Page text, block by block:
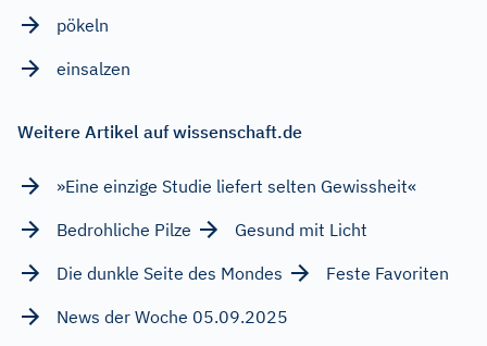
pökeln
einsalzen
Weitere Artikel auf wissenschaft.de
»Eine einzige Studie liefert selten Gewissheit«
Bedrohliche Pilze
Gesund mit Licht
Die dunkle Seite des Mondes
Feste Favoriten
News der Woche 05.09.2025